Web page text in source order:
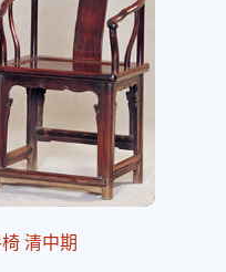
清中期